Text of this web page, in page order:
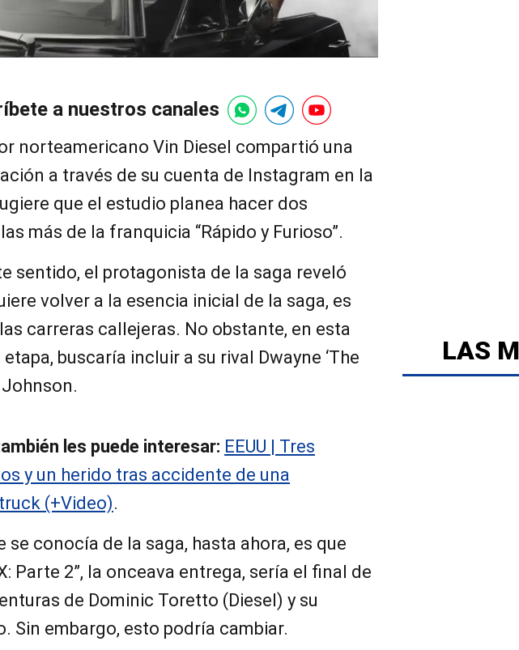
a nuestros canales
norteamericano Vin Diesel compartió una
a través de su cuenta de Instagram en la
que el estudio planea hacer dos
más de la franquicia “Rápido y Furioso”.
sentido, el protagonista de la saga reveló
volver a la esencia inicial de la saga, es
carreras callejeras. No obstante, en esta
etapa, buscaría incluir a su rival Dwayne ‘The
Johnson.
les puede interesar: EEUU | Tres
y un herido tras accidente de una
(+Video).
se conocía de la saga, hasta ahora, es que
Parte 2”, la onceava entrega, sería el final de
de Dominic Toretto (Diesel) y su
Sin embargo, esto podría cambiar.
LAS